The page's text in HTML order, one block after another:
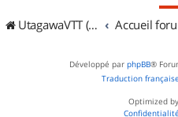
UtagawaVTT (Randos VTT et VTTAE avec traces GPS) Accueil
Développé par phpBB®
Traduction
Optimized
Confidentialité